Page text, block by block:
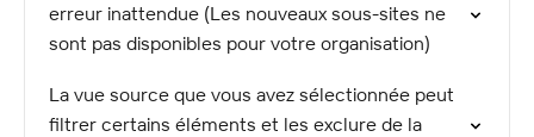
erreur inattendue (Les nouveaux sous-sites ne
sont pas disponibles pour votre organisation)
La vue source que vous avez sélectionnée peut
filtrer certains éléments et les exclure de la